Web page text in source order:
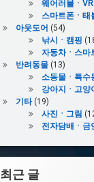
웨어러블ㆍ
스마트폰ㆍ태
아웃도어 (54)
낚시ㆍ캠핑
자동차ㆍ스마
반려동물(13)
소동물ㆍ특수
강아지ㆍ고양
기타(19)
사진ㆍ그림
전자담배ㆍ금
최근 글